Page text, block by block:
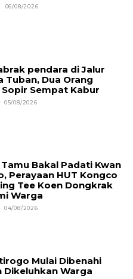
06/08/2026
pendara di Jalur
Tuban, Dua Orang
Sopir Sempat Kabur
05/08/2026
Bakal Padati Kwan
Perayaan HUT Kongco
Tee Koen Dongkrak
Warga
04/08/2026
Mulai Dibenahi
Dikeluhkan Warga